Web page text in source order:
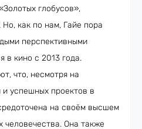
глобусов»,
как по нам, Гайе пора
перспективными
в кино с 2013 года.
что, несмотря на
и успешных проектов в
на своём высшем
человечества. Она также